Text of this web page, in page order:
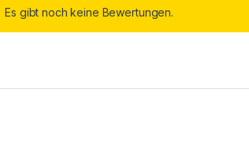
Es gibt noch keine Bewertungen.